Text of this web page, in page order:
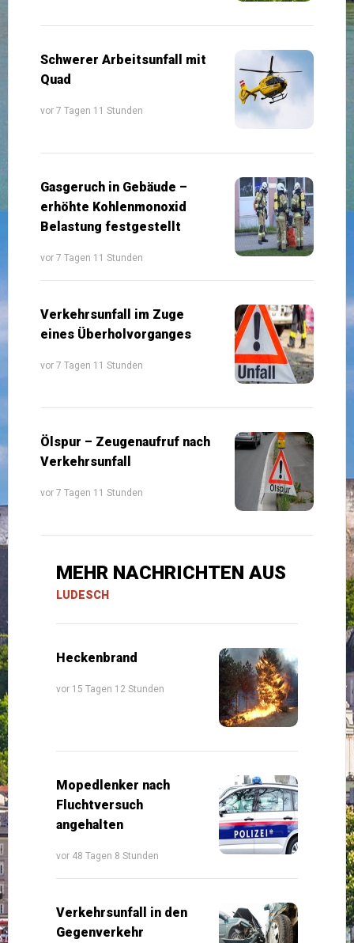
Schwerer Arbeitsunfall mit
Quad
vor 7 Tagen 11 Stunden
Gasgeruch in Gebäude –
erhöhte Kohlenmonoxid
Belastung festgestellt
vor 7 Tagen 11 Stunden
Verkehrsunfall im Zuge
eines Überholvorganges
vor 7 Tagen 11 Stunden
Ölspur – Zeugenaufruf nach
Verkehrsunfall
vor 7 Tagen 11 Stunden
MEHR NACHRICHTEN AUS
LUDESCH
Heckenbrand
vor 15 Tagen 12 Stunden
Mopedlenker nach
Fluchtversuch
angehalten
vor 48 Tagen 8 Stunden
Verkehrsunfall in den
Gegenverkehr